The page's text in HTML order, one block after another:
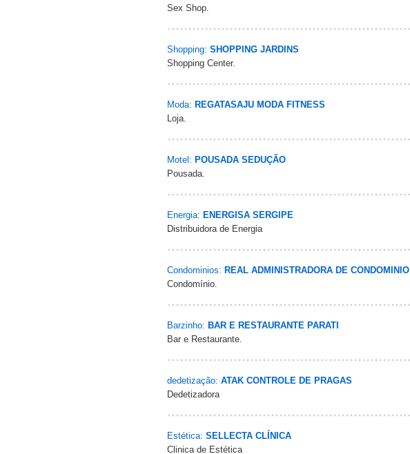
Sex Shop.
Shopping: SHOPPING JARDINS
Shopping Center.
Moda: REGATASAJU MODA FITNESS
Loja.
Motel: POUSADA SEDUÇÃO
Pousada.
Energia: ENERGISA SERGIPE
Distribuidora de Energia
Condominios: REAL ADMINISTRADORA DE CONDOMINIO
Condomínio.
Barzinho: BAR E RESTAURANTE PARATI
Bar e Restaurante.
dedetização: ATAK CONTROLE DE PRAGAS
Dedetizadora
Estética: SELLECTA CLÍNICA
Clinica de Estética